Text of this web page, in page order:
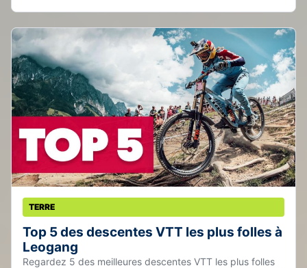
TERRE
Top 5 des descentes VTT les plus folles à
Leogang
Regardez 5 des meilleures descentes VTT les plus folles